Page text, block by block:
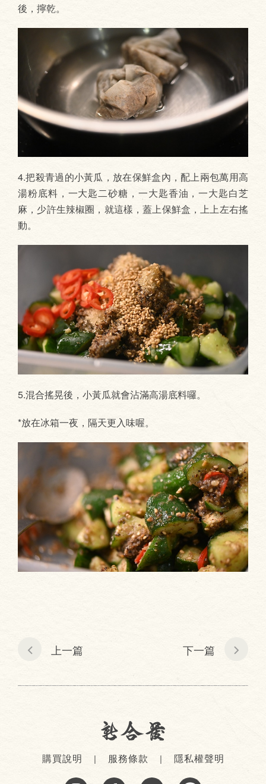
後，擰乾。
4.把殺青過的小黃瓜，放在保鮮盒內，配上兩包萬用高
湯粉底料，一大匙二砂糖，一大匙香油，一大匙白芝
麻，少許生辣椒圈，就這樣，蓋上保鮮盒，上上左右搖
動。
5.混合搖晃後，小黃瓜就會沾滿高湯底料囉。
*放在冰箱一夜，隔天更入味喔。
上一篇 下一篇
購買說明 服務條款 隱私權聲明